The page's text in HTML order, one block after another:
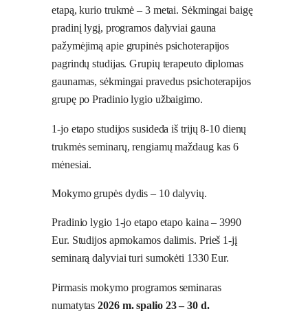
etapą, kurio trukmė – 3 metai. Sėkmingai baigę
pradinį lygį, programos dalyviai gauna
pažymėjimą apie grupinės psichoterapijos
pagrindų studijas. Grupių terapeuto diplomas
gaunamas, sėkmingai pravedus psichoterapijos
grupę po Pradinio lygio užbaigimo.
1-jo etapo studijos susideda iš trijų 8-10 dienų
trukmės seminarų, rengiamų maždaug kas 6
mėnesiai.
Mokymo grupės dydis – 10 dalyvių.
Pradinio lygio 1-jo etapo etapo kaina – 3990
Eur. Studijos apmokamos dalimis. Prieš 1-jį
seminarą dalyviai turi sumokėti 1330 Eur.
Pirmasis mokymo programos seminaras
numatytas2026 m. spalio 23 – 30 d.